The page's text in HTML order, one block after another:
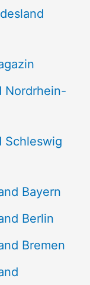
Nordrhein-
Schleswig
Bayern
Berlin
Bremen